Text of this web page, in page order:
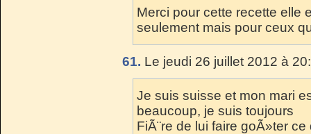
Merci pour cette recette elle
seulement mais pour ceux
61. Le jeudi 26 juillet 2012 à
Je suis suisse et mon mari
beaucoup, je suis toujours
FiÃ¨re de lui faire goÃ»ter